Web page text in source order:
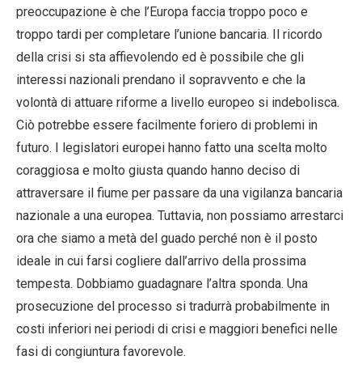
preoccupazione è che l’Europa faccia troppo poco e
troppo tardi per completare l’unione bancaria. Il ricordo
della crisi si sta affievolendo ed è possibile che gli
interessi nazionali prendano il sopravvento e che la
volontà di attuare riforme a livello europeo si indebolisca.
Ciò potrebbe essere facilmente foriero di problemi in
futuro. I legislatori europei hanno fatto una scelta molto
coraggiosa e molto giusta quando hanno deciso di
attraversare il fiume per passare da una vigilanza bancaria
nazionale a una europea. Tuttavia, non possiamo arrestarci
ora che siamo a metà del guado perché non è il posto
ideale in cui farsi cogliere dall’arrivo della prossima
tempesta. Dobbiamo guadagnare l’altra sponda. Una
prosecuzione del processo si tradurrà probabilmente in
costi inferiori nei periodi di crisi e maggiori benefici nelle
fasi di congiuntura favorevole.